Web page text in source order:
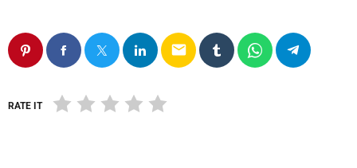
email
RATE IT